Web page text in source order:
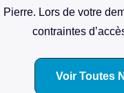
Pierre. Lors de votre
contraintes
Voir Toutes